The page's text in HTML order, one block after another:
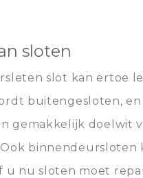
sloten
slot kan ertoe
buitengesloten,
gemakkelijk doelwit
Ook binnendeursloten
u nu sloten moet